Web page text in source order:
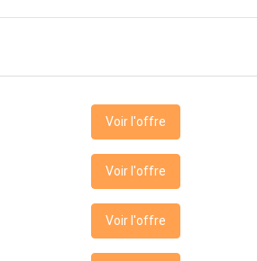
Voir l'offre
Voir l'offre
Voir l'offre